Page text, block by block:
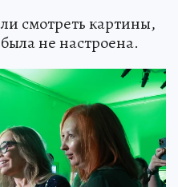
смотреть картины,
не настроена.